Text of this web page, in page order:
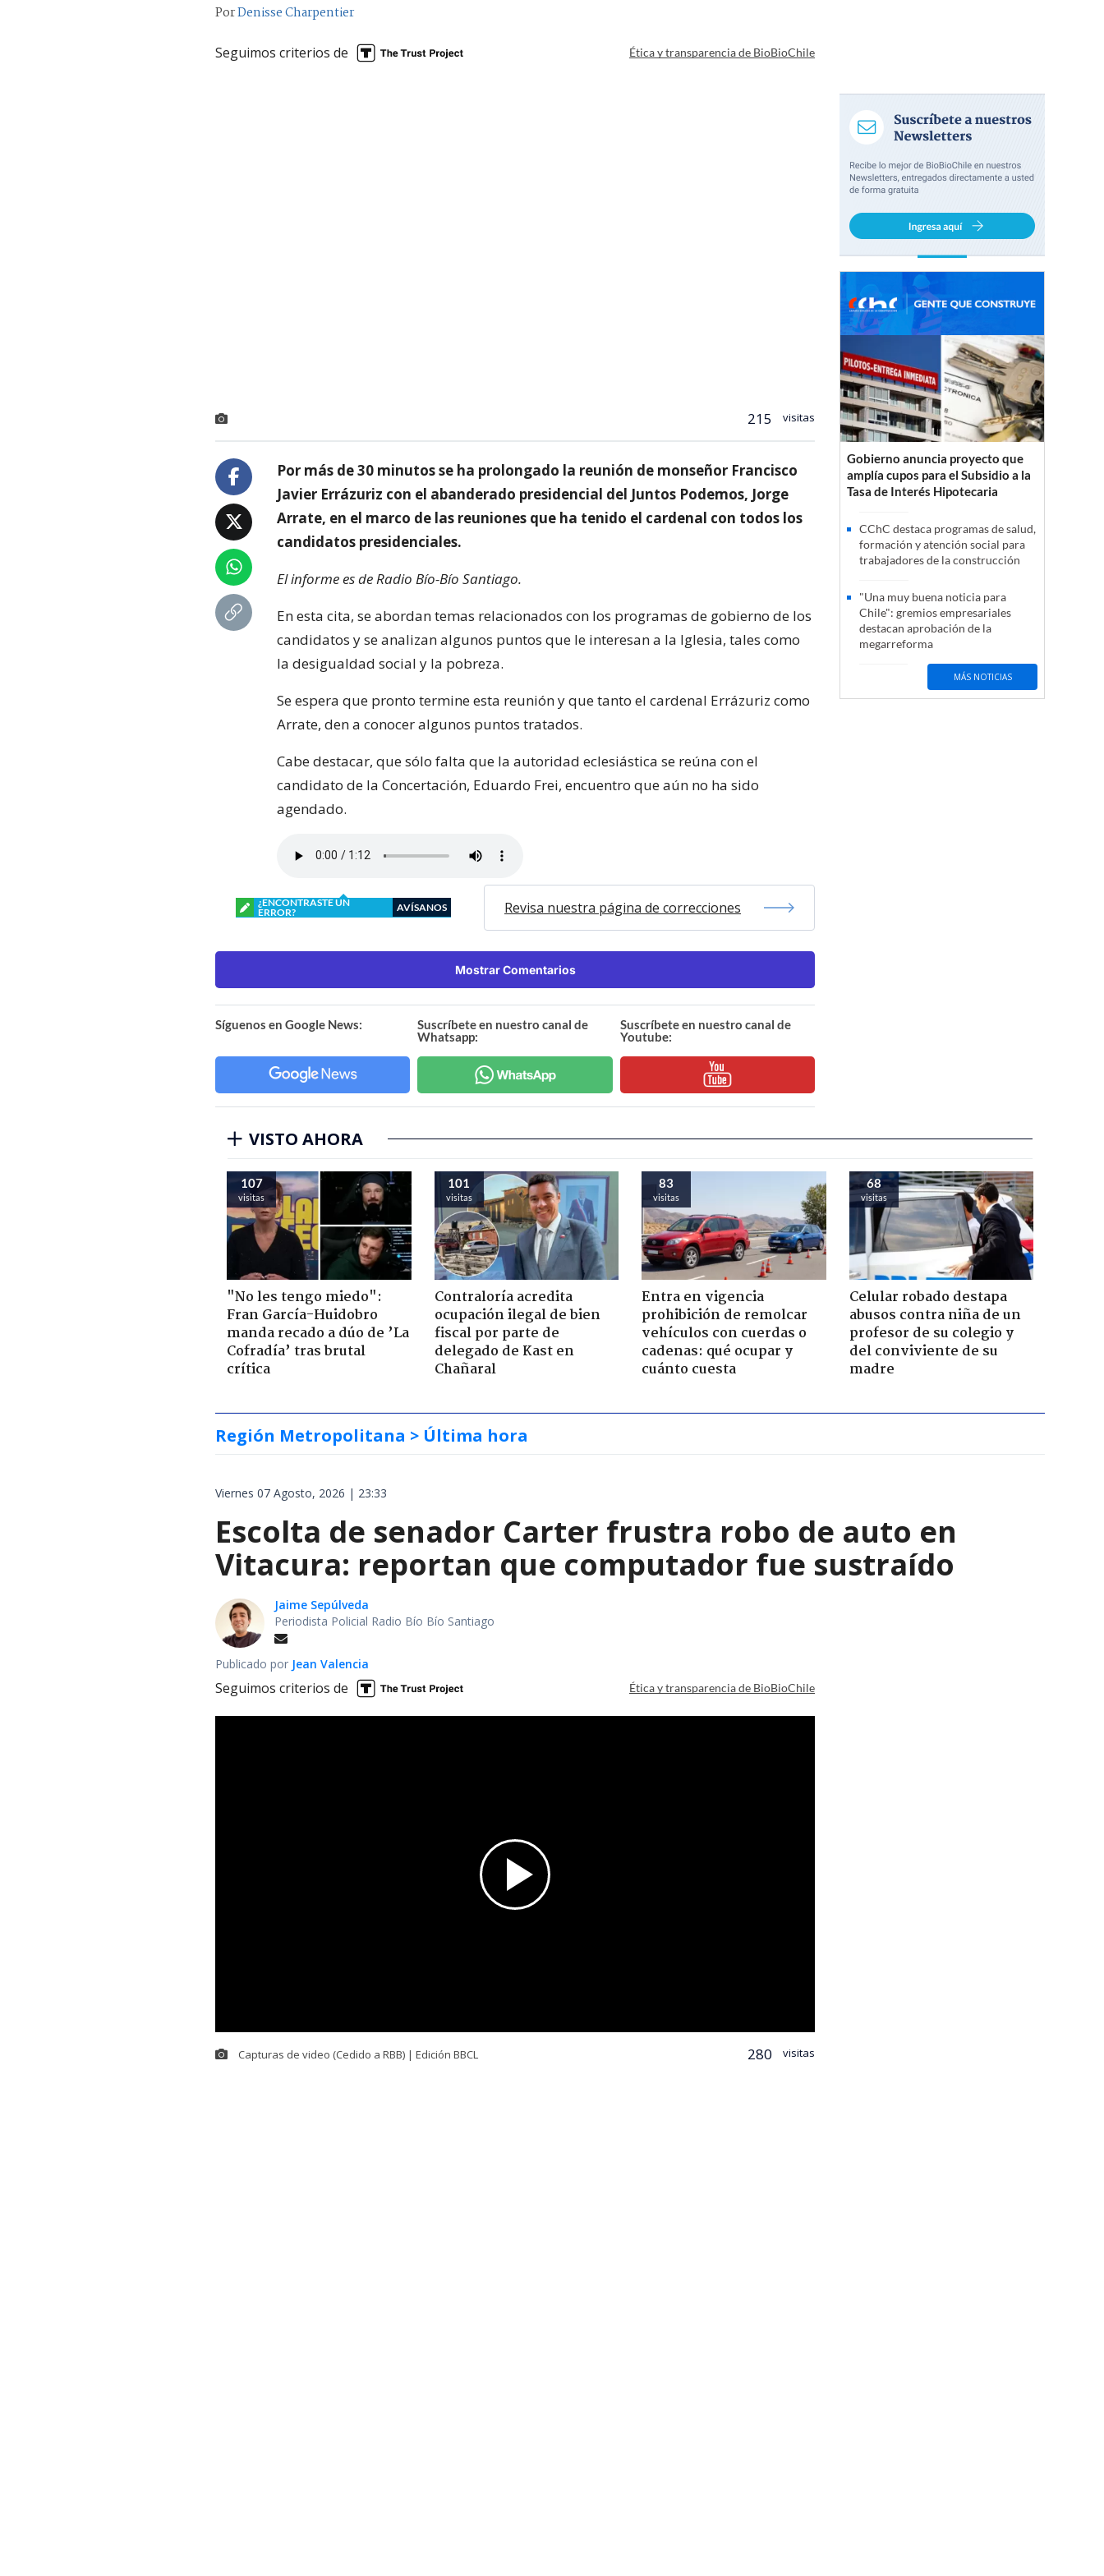
PorDenisse Charpentier
Seguimos criterios de Ética y transparencia de BioBioChile
215 visitas
Por más de 30 minutos se ha prolongado la reunión de monseñor Francisco
Javier Errázuriz con el abanderado presidencial del Juntos Podemos, Jorge
Arrate, en el marco de las reuniones que ha tenido el cardenal con todos los
candidatos presidenciales.
El informe es de Radio Bío-Bío Santiago.
En esta cita, se abordan temas relacionados con los programas de gobierno de los
candidatos y se analizan algunos puntos que le interesan a la Iglesia, tales como
la desigualdad social y la pobreza.
Se espera que pronto termine esta reunión y que tanto el cardenal Errázuriz como
Arrate, den a conocer algunos puntos tratados.
Cabe destacar, que sólo falta que la autoridad eclesiástica se reúna con el
candidato de la Concertación, Eduardo Frei, encuentro que aún no ha sido
agendado.
¿ENCONTRASTE UN
ERROR?
AVÍSANOS Revisa nuestra página de correcciones
Mostrar Comentarios
Síguenos en Google News:
Suscríbete en nuestro canal de
Whatsapp:
Suscríbete en nuestro canal de
Youtube:
Gobierno anuncia proyecto que
amplía cupos para el Subsidio a la
Tasa de Interés Hipotecaria
CChC destaca programas de salud,
formación y atención social para
trabajadores de la construcción
"Una muy buena noticia para
Chile": gremios empresariales
destacan aprobación de la
megarreforma
MÁS NOTICIAS
VISTO AHORA
107
visitas
"No les tengo miedo":
Fran García-Huidobro
manda recado a dúo de ’La
Cofradía’ tras brutal
crítica
101
visitas
Contraloría acredita
ocupación ilegal de bien
fiscal por parte de
delegado de Kast en
Chañaral
83
visitas
Entra en vigencia
prohibición de remolcar
vehículos con cuerdas o
cadenas: qué ocupar y
cuánto cuesta
68
visitas
Celular robado destapa
abusos contra niña de un
profesor de su colegio y
del conviviente de su
madre
Región Metropolitana > Última hora
Viernes 07 Agosto, 2026 | 23:33
Escolta de senador Carter frustra robo de auto en
Vitacura: reportan que computador fue sustraído
Jaime Sepúlveda
Periodista Policial Radio Bío Bío Santiago
Publicado por Jean Valencia
Seguimos criterios de Ética y transparencia de BioBioChile
Capturas de video (Cedido a RBB) | Edición BBCL 280 visitas